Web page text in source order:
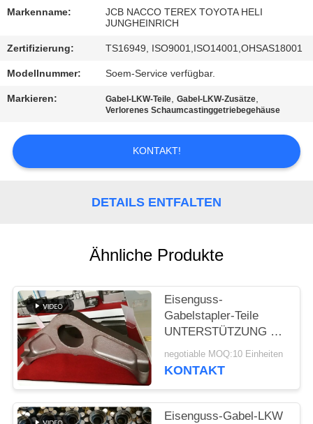
SIE
MIT
UNS
VERBINDUNG
ZITAT
SITEMAP
PRIVACY
POLICY
Markenname:
JCB NACCO TEREX TOYOTA HELI
JUNGHEINRICH
Zertifizierung: TS16949, ISO9001,ISO14001,OHSAS18001
Modellnummer: Soem-Service verfügbar.
Markieren: Gabel-LKW-Teile,Gabel-LKW-Zusätze,
Verlorenes Schaumcastinggetriebegehäuse
KONTAKT!
DETAILS ENTFALTEN
Ähnliche Produkte
Eisenguss-
Gabelstapler-Teile
UNTERSTÜTZUNG mit
der kleinen Menge
annehmbar
negotiable MOQ:10 Einheiten
KONTAKT
Eisenguss-Gabel-LKW